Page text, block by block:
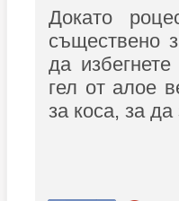
Докато
съществено
да
гел от алое
за коса, за